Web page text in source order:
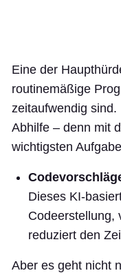
Eine der
routinemäßige
zeitaufwendig
Abhilfe – denn mit
wichtigsten
Dieses KI-
Codeerstellung,
reduziert den
Aber es geht nicht